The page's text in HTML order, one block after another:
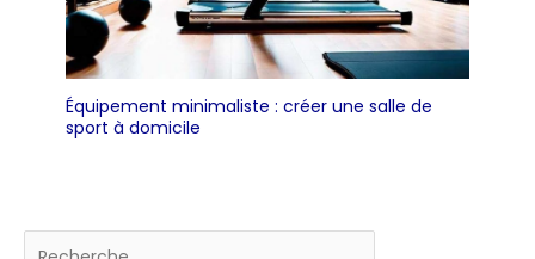
Équipement minimaliste : créer une salle de
sport à domicile
Rechercher